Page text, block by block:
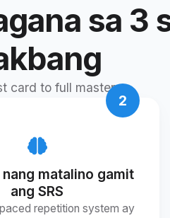
sa 3
card to full mastery
2
matalino gamit
ang SRS
repetition system ay